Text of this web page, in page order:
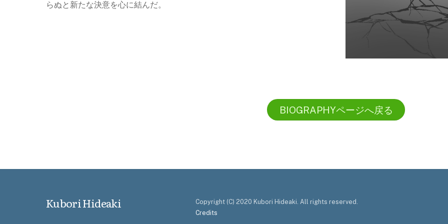
らぬと新たな決意を心に結んだ。
BIOGRAPHYページへ戻る
Kubori Hideaki
Copyright (C) 2020 Kubori Hideaki. All rights reserved.
Credits